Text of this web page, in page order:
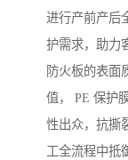
进行产前产后
护需求，助力
防火板的表面
值， PE 保护
性出众，抗撕
工全流程中抵